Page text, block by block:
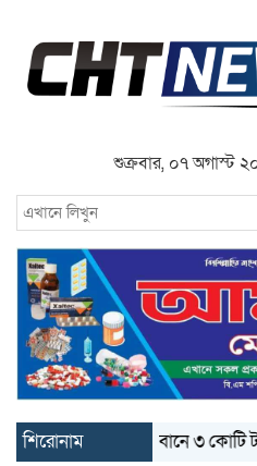
শুক্রবার, ০৭ অগাস্ট
শিরোনামবান্দরবানে ৩ কোটি টাকার